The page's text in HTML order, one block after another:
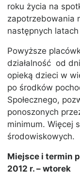
roku życia na
zapotrzebowania
następnych
Powyższe
działalność od
opieką dzieci w
po środków
Społecznego,
ponoszonych
minimum. Więcej
środowiskowych.
Miejsce i termin
2012 r. – wtorek